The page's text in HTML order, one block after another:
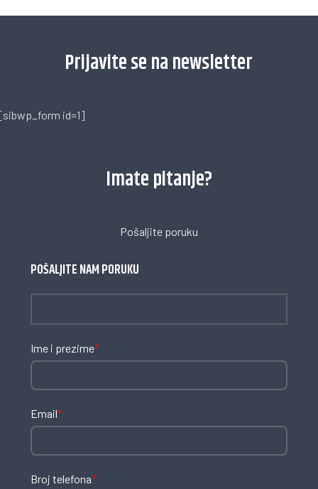
Prijavite se na newsletter
id=1]
Imate pitanje?
Pošaljite poruku
POŠALJITE NAM PORUKU
Ime i prezime*
Email*
Broj telefona*